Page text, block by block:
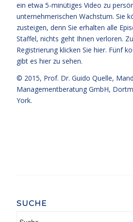
ein etwa 5-minütiges Video zu
unternehmerischen Wachstum. Sie
zusteigen, denn Sie erhalten alle
Staffel, nichts geht Ihnen verloren.
Registrierung klicken Sie hier. Fünf
gibt es hier zu sehen.
© 2015, Prof. Dr. Guido Quelle,
Managementberatung GmbH,
York.
SUCHE